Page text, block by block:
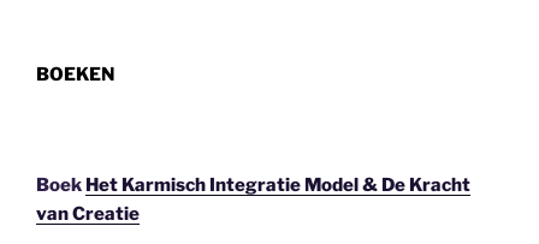
BOEKEN
Boek Het Karmisch Integratie Model & De Kracht
van Creatie